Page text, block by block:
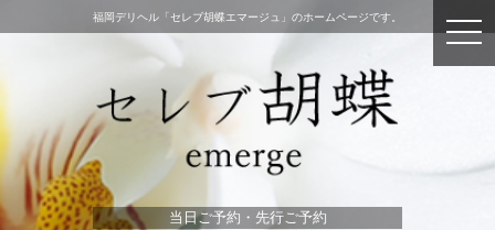
福岡デリヘル「セレブ胡蝶エマージュ」のホームページです。
当日ご予約・先行ご予約